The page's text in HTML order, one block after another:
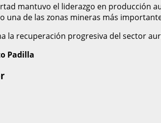
mantuvo el liderazgo en producción
una de las zonas mineras más
la recuperación progresiva del sector
Padilla